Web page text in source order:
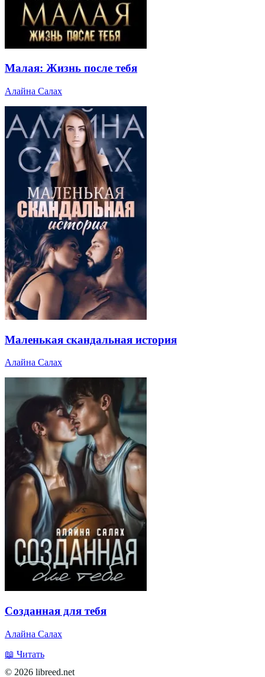
Малая: Жизнь после тебя
Алайна Салах
Маленькая скандальная история
Алайна Салах
Созданная для тебя
Алайна Салах
📖 Читать
© 2026 libreed.net